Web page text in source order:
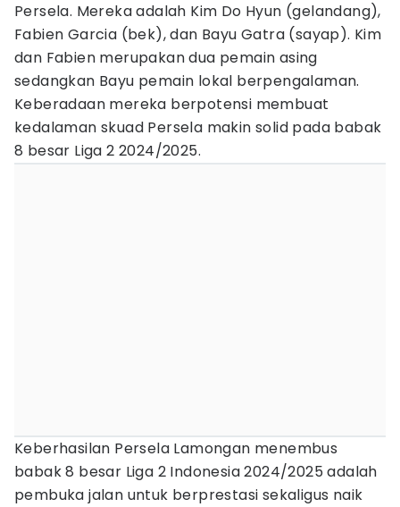
Persela. Mereka adalah Kim Do Hyun (gelandang),
Fabien Garcia (bek), dan Bayu Gatra (sayap). Kim
dan Fabien merupakan dua pemain asing
sedangkan Bayu pemain lokal berpengalaman.
Keberadaan mereka berpotensi membuat
kedalaman skuad Persela makin solid pada babak
8 besar Liga 2 2024/2025.
Keberhasilan Persela Lamongan menembus
babak 8 besar Liga 2 Indonesia 2024/2025 adalah
pembuka jalan untuk berprestasi sekaligus naik